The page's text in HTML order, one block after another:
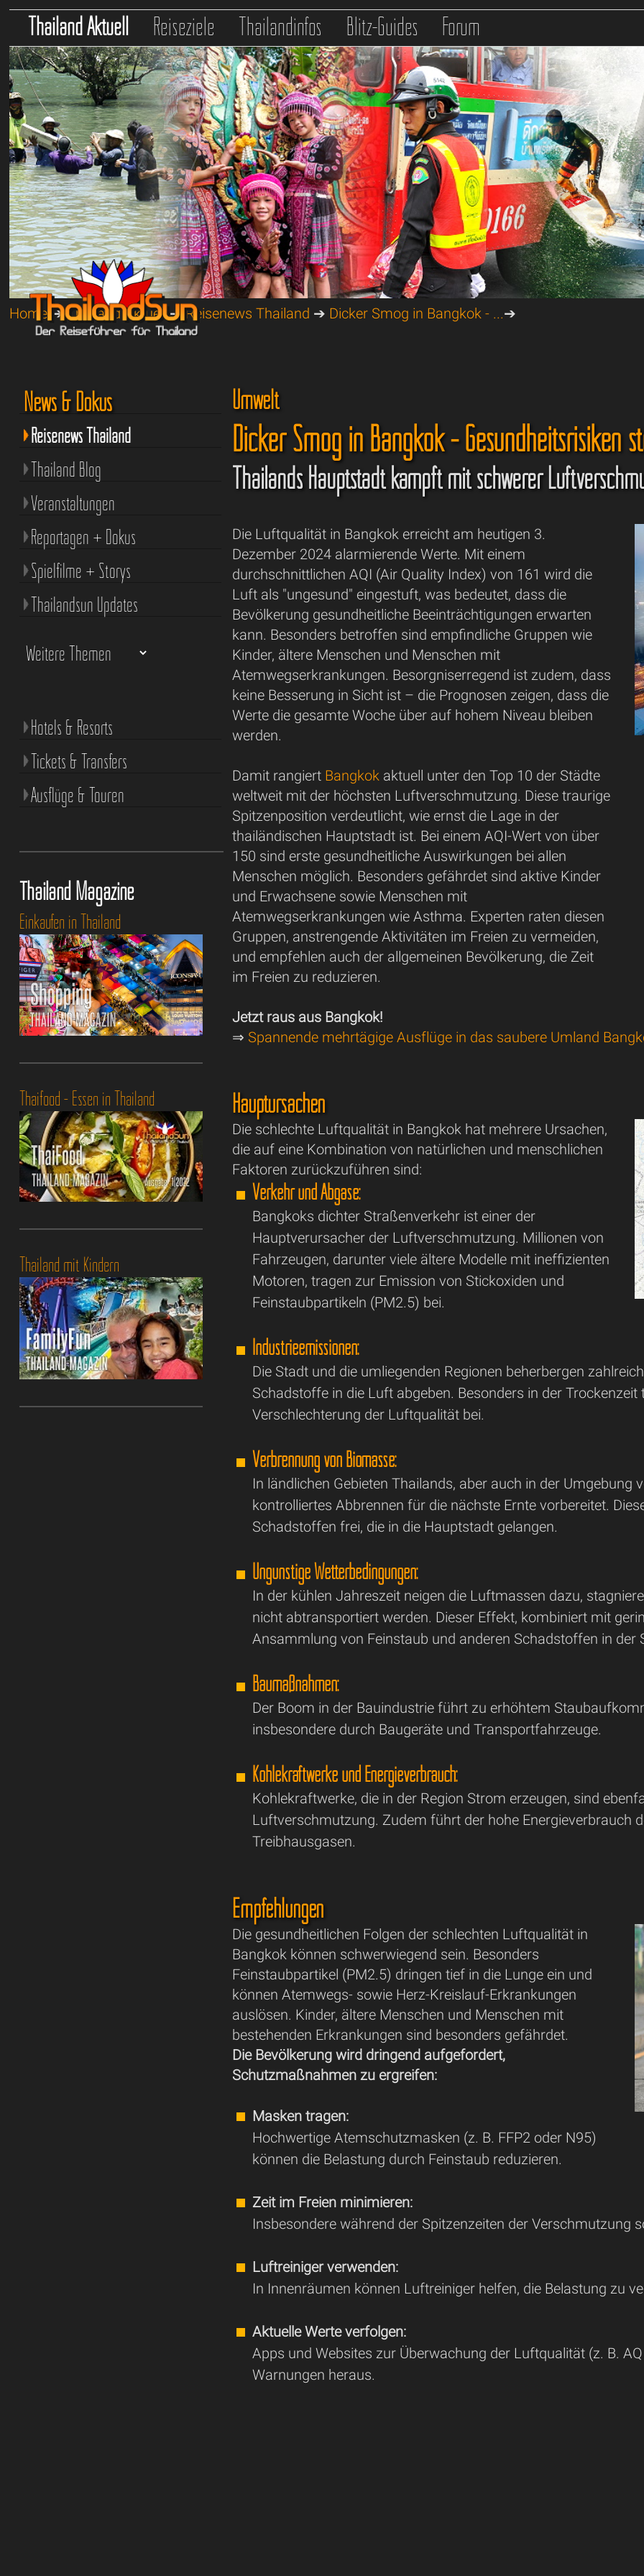
Thailand Aktuell Reiseziele Thailandinfos Blitz-Guides Forum
Home➔Thailand Aktuell➔Reisenews Thailand ➔ Dicker Smog in Bangkok - ...➔
Umwelt
Dicker Smog in Bangkok - Gesundheitsrisiken
Thailands Hauptstadt kämpft mit schwerer
Die Luftqualität in Bangkok erreicht am heutigen 3.
Dezember 2024 alarmierende Werte. Mit einem
durchschnittlichen AQI (Air Quality Index) von 161 wird die
Luft als "ungesund" eingestuft, was bedeutet, dass die
Bevölkerung gesundheitliche Beeinträchtigungen erwarten
kann. Besonders betroffen sind empfindliche Gruppen wie
Kinder, ältere Menschen und Menschen mit
Atemwegserkrankungen. Besorgniserregend ist zudem, dass
keine Besserung in Sicht ist – die Prognosen zeigen, dass die
Werte die gesamte Woche über auf hohem Niveau bleiben
werden.
Damit rangiert Bangkok aktuell unter den Top 10 der Städte
weltweit mit der höchsten Luftverschmutzung. Diese traurige
Spitzenposition verdeutlicht, wie ernst die Lage in der
thailändischen Hauptstadt ist. Bei einem AQI-Wert von über
150 sind erste gesundheitliche Auswirkungen bei allen
Menschen möglich. Besonders gefährdet sind aktive Kinder
und Erwachsene sowie Menschen mit
Atemwegserkrankungen wie Asthma. Experten raten diesen
Gruppen, anstrengende Aktivitäten im Freien zu vermeiden,
und empfehlen auch der allgemeinen Bevölkerung, die Zeit
im Freien zu reduzieren.
Jetzt raus aus Bangkok!
⇒ Spannende mehrtägige Ausflüge in das saubere Umland
Hauptursachen
Die schlechte Luftqualität in Bangkok hat mehrere Ursachen,
die auf eine Kombination von natürlichen und menschlichen
Faktoren zurückzuführen sind:
Verkehr und Abgase:
Bangkoks dichter Straßenverkehr ist einer der
Hauptverursacher der Luftverschmutzung. Millionen von
Fahrzeugen, darunter viele ältere Modelle mit ineffizienten
Motoren, tragen zur Emission von Stickoxiden und
Feinstaubpartikeln (PM2.5) bei.
Industrieemissionen:
Die Stadt und die umliegenden Regionen beherbergen
Schadstoffe in die Luft abgeben. Besonders in der
Verschlechterung der Luftqualität bei.
Verbrennung von Biomasse:
In ländlichen Gebieten Thailands, aber auch in der Umgebung
kontrolliertes Abbrennen für die nächste Ernte vorbereitet.
Schadstoffen frei, die in die Hauptstadt gelangen.
Ungünstige Wetterbedingungen:
In der kühlen Jahreszeit neigen die Luftmassen dazu,
nicht abtransportiert werden. Dieser Effekt, kombiniert mit
Ansammlung von Feinstaub und anderen Schadstoffen in der
Baumaßnahmen:
Der Boom in der Bauindustrie führt zu erhöhtem
insbesondere durch Baugeräte und Transportfahrzeuge.
Kohlekraftwerke und Energieverbrauch:
Kohlekraftwerke, die in der Region Strom erzeugen, sind
Luftverschmutzung. Zudem führt der hohe Energieverbrauch
Treibhausgasen.
Empfehlungen
Die gesundheitlichen Folgen der schlechten Luftqualität in
Bangkok können schwerwiegend sein. Besonders
Feinstaubpartikel (PM2.5) dringen tief in die Lunge ein und
können Atemwegs- sowie Herz-Kreislauf-Erkrankungen
auslösen. Kinder, ältere Menschen und Menschen mit
bestehenden Erkrankungen sind besonders gefährdet.
Die Bevölkerung wird dringend aufgefordert,
Schutzmaßnahmen zu ergreifen:
Masken tragen:
Hochwertige Atemschutzmasken (z. B. FFP2 oder N95)
können die Belastung durch Feinstaub reduzieren.
Zeit im Freien minimieren:
Insbesondere während der Spitzenzeiten der Verschmutzung
Luftreiniger verwenden:
In Innenräumen können Luftreiniger helfen, die Belastung zu
Aktuelle Werte verfolgen:
Apps und Websites zur Überwachung der Luftqualität (z. B.
Warnungen heraus.
News & Dokus
Reisenews Thailand
Thailand Blog
Veranstaltungen
Reportagen + Dokus
Spielfilme + Storys
Thailandsun Updates
Hotels & Resorts
Tickets & Transfers
Ausflüge & Touren
Thailand Magazine
Einkaufen in Thailand
Thaifood - Essen in Thailand
Thailand mit Kindern